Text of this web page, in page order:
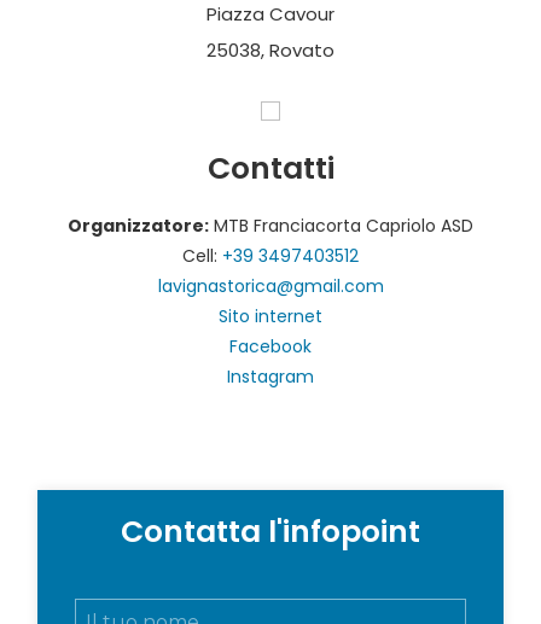
Piazza Cavour
25038, Rovato
Contatti
Organizzatore: MTB Franciacorta Capriolo ASD
Cell: +39 3497403512
lavignastorica@gmail.com
Sito internet
Facebook
Instagram
Contatta l'infopoint
N